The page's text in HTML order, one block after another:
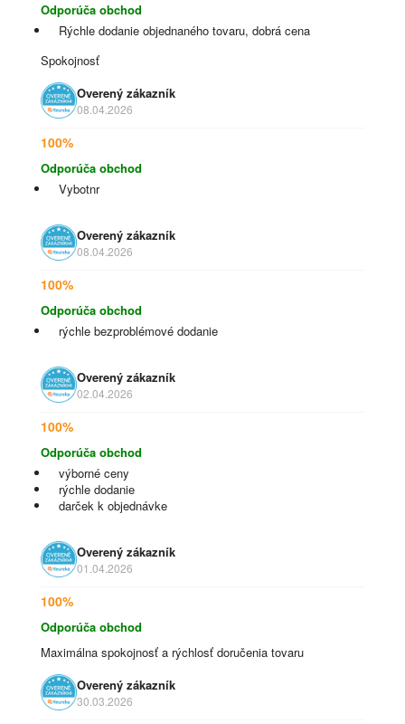
Odporúča obchod
Rýchle dodanie objednaného tovaru, dobrá cena
Spokojnosť
Overený zákazník
08.04.2026
100%
Odporúča obchod
Vybotnr
Overený zákazník
08.04.2026
100%
Odporúča obchod
rýchle bezproblémové dodanie
Overený zákazník
02.04.2026
100%
Odporúča obchod
výborné ceny
rýchle dodanie
darček k objednávke
Overený zákazník
01.04.2026
100%
Odporúča obchod
Maximálna spokojnosť a rýchlosť doručenia tovaru
Overený zákazník
30.03.2026